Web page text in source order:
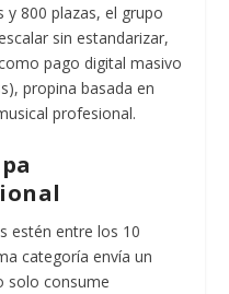
800 plazas, el grupo
sin estandarizar,
pago digital masivo
propina basada en
profesional.
estén entre los 10
categoría envía un
solo consume